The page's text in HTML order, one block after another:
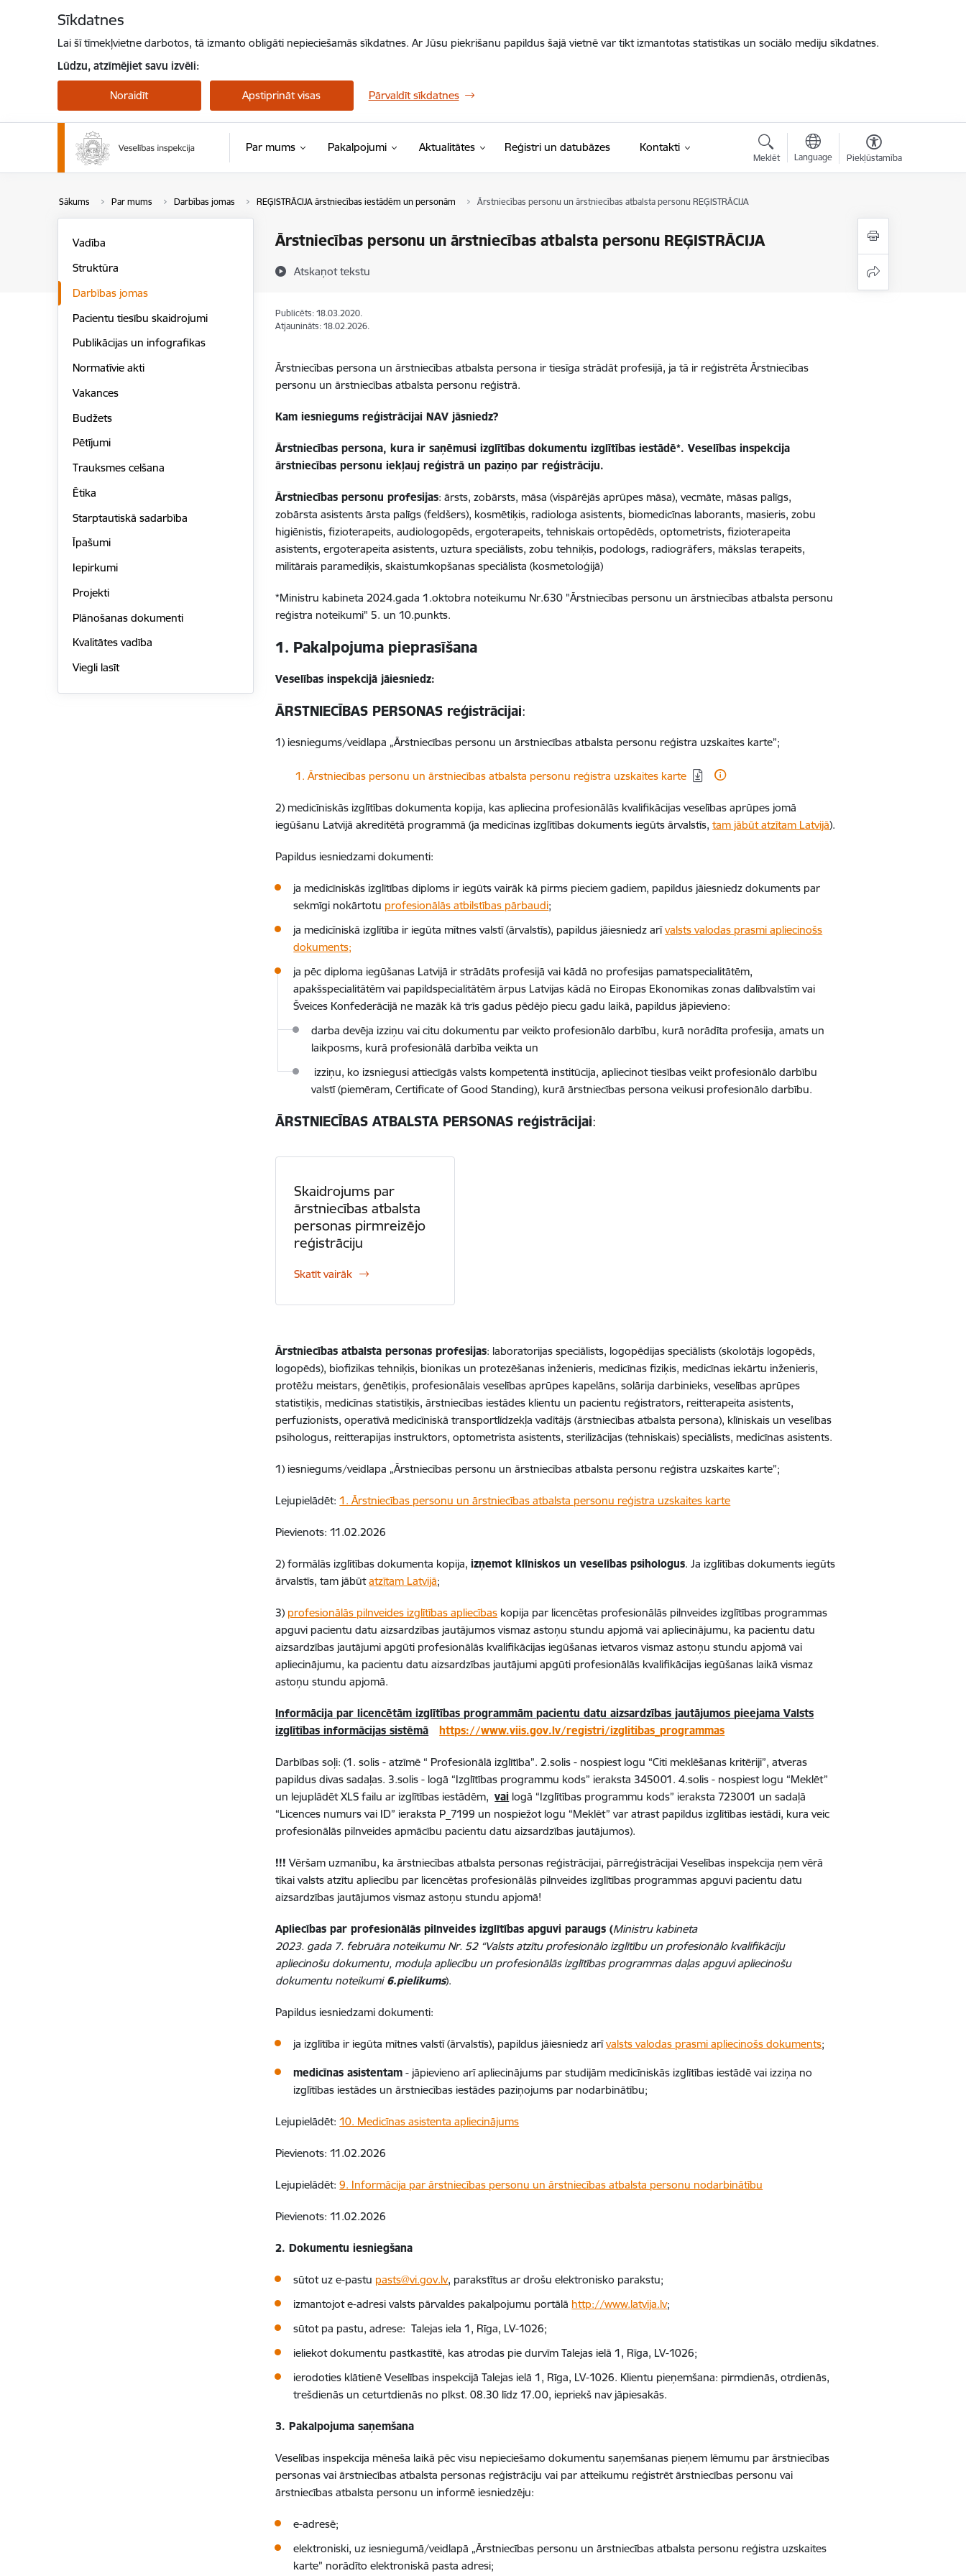
Sīkdatnes
Lai šī tīmekļvietne darbotos, tā izmanto obligāti nepieciešamās sīkdatnes. Ar Jūsu piekrišanu papildus šajā vietnē var tikt izmantotas statistikas un sociālo mediju sīkdatnes.
Lūdzu, atzīmējiet savu izvēli:
Noraidīt Apstiprināt visas Pārvaldīt sīkdatnes
Par mums Pakalpojumi Aktualitātes Reģistri un datubāzes Kontakti
Meklēt Language Piekļūstamība
Sākums Par mums Darbības jomas REĢISTRĀCIJA ārstniecības iestādēm un personām Ārstniecības personu un ārstniecības atbalsta personu REĢISTRĀCIJA
Ārstniecības personu un ārstniecības atbalsta personu REĢISTRĀCIJA
Atskaņot tekstu
Vadība
Struktūra
Darbības jomas
Pacientu tiesību skaidrojumi
Publikācijas un infografikas
Normatīvie akti
Vakances
Budžets
Pētījumi
Trauksmes celšana
Ētika
Starptautiskā sadarbība
Īpašumi
Iepirkumi
Projekti
Plānošanas dokumenti
Kvalitātes vadība
Viegli lasīt
Publicēts: 18.03.2020.
Atjaunināts: 18.02.2026.
Ārstniecības persona un ārstniecības atbalsta persona ir tiesīga strādāt profesijā, ja tā ir reģistrēta Ārstniecības
personu un ārstniecības atbalsta personu reģistrā.
Kam iesniegums reģistrācijai NAV jāsniedz?
Ārstniecības persona, kura ir saņēmusi izglītības dokumentu izglītības iestādē*. Veselības inspekcija
ārstniecības personu iekļauj reģistrā un paziņo par reģistrāciju.
Ārstniecības personu profesijas: ārsts, zobārsts, māsa (vispārējās aprūpes māsa), vecmāte, māsas palīgs,
zobārsta asistents ārsta palīgs (feldšers), kosmētiķis, radiologa asistents, biomedicīnas laborants, masieris, zobu
higiēnistis, fizioterapeits, audiologopēds, ergoterapeits, tehniskais ortopēdēds, optometrists, fizioterapeita
asistents, ergoterapeita asistents, uztura speciālists, zobu tehniķis, podologs, radiogrāfers, mākslas terapeits,
militārais paramediķis, skaistumkopšanas speciālista (kosmetoloģijā)
*Ministru kabineta 2024.gada 1.oktobra noteikumu Nr.630 "Ārstniecības personu un ārstniecības atbalsta personu
reģistra noteikumi" 5. un 10.punkts.
1. Pakalpojuma pieprasīšana
Veselības inspekcijā jāiesniedz:
ĀRSTNIECĪBAS PERSONAS reģistrācijai:
1) iesniegums/veidlapa „Ārstniecības personu un ārstniecības atbalsta personu reģistra uzskaites karte”;
Lejupielādēt:
1. Ārstniecības personu un ārstniecības atbalsta personu reģistra uzskaites karte
2) medicīniskās izglītības dokumenta kopija, kas apliecina profesionālās kvalifikācijas veselības aprūpes jomā
iegūšanu Latvijā akreditētā programmā (ja medicīnas izglītības dokuments iegūts ārvalstīs,tam jābūt atzītam Latvijā).
Papildus iesniedzami dokumenti:
ja medicīniskās izglītības diploms ir iegūts vairāk kā pirms pieciem gadiem, papildus jāiesniedz dokuments par
sekmīgi nokārtotu profesionālās atbilstības pārbaudi;
ja medicīniskā izglītība ir iegūta mītnes valstī (ārvalstīs), papildus jāiesniedz arīvalsts valodas prasmi apliecinošs
dokuments;
ja pēc diploma iegūšanas Latvijā ir strādāts profesijā vai kādā no profesijas pamatspecialitātēm,
apakšspecialitātēm vai papildspecialitātēm ārpus Latvijas kādā no Eiropas Ekonomikas zonas dalībvalstīm vai
Šveices Konfederācijā ne mazāk kā trīs gadus pēdējo piecu gadu laikā, papildus jāpievieno:
darba devēja izziņu vai citu dokumentu par veikto profesionālo darbību, kurā norādīta profesija, amats un
laikposms, kurā profesionālā darbība veikta un
izziņu, ko izsniegusi attiecīgās valsts kompetentā institūcija, apliecinot tiesības veikt profesionālo darbību
valstī (piemēram, Certificate of Good Standing), kurā ārstniecības persona veikusi profesionālo darbību.
ĀRSTNIECĪBAS ATBALSTA PERSONAS reģistrācijai:
Skaidrojums par
ārstniecības atbalsta
personas pirmreizējo
reģistrāciju
Skatīt vairāk
Ārstniecības atbalsta personas profesijas: laboratorijas speciālists, logopēdijas speciālists (skolotājs logopēds,
logopēds), biofizikas tehniķis, bionikas un protezēšanas inženieris, medicīnas fiziķis, medicīnas iekārtu inženieris,
protēžu meistars, ģenētiķis, profesionālais veselības aprūpes kapelāns, solārija darbinieks, veselības aprūpes
statistiķis, medicīnas statistiķis, ārstniecības iestādes klientu un pacientu reģistrators, reitterapeita asistents,
perfuzionists, operatīvā medicīniskā transportlīdzekļa vadītājs (ārstniecības atbalsta persona), klīniskais un veselības
psihologus, reitterapijas instruktors, optometrista asistents, sterilizācijas (tehniskais) speciālists, medicīnas asistents.
1) iesniegums/veidlapa „Ārstniecības personu un ārstniecības atbalsta personu reģistra uzskaites karte”;
Lejupielādēt:1. Ārstniecības personu un ārstniecības atbalsta personu reģistra uzskaites karte
Pievienots: 11.02.2026
2) formālās izglītības dokumenta kopija,izņemot klīniskos un veselības psihologus. Ja izglītības dokuments iegūts
ārvalstīs, tam jābūtatzītam Latvijā;
3) profesionālās pilnveides izglītības apliecības kopija par licencētas profesionālās pilnveides izglītības programmas
apguvi pacientu datu aizsardzības jautājumos vismaz astoņu stundu apjomā vai apliecinājumu, ka pacientu datu
aizsardzības jautājumi apgūti profesionālās kvalifikācijas iegūšanas ietvaros vismaz astoņu stundu apjomā vai
apliecinājumu, ka pacientu datu aizsardzības jautājumi apgūti profesionālās kvalifikācijas iegūšanas laikā vismaz
astoņu stundu apjomā.
Informācija par licencētām izglītības programmām pacientu datu aizsardzības jautājumos pieejama Valsts
izglītības informācijas sistēmā
https://www.viis.gov.lv/registri/izglitibas_programmas
Darbības soļi: (1. solis - atzīmē “ Profesionālā izglītība”. 2.solis - nospiest logu “Citi meklēšanas kritēriji”, atveras
papildus divas sadaļas. 3.solis - logā “Izglītības programmu kods” ieraksta 345001. 4.solis - nospiest logu “Meklēt”
un lejuplādēt XLS failu ar izglītības iestādēm,vai logā “Izglītības programmu kods” ieraksta 723001 un sadaļā
“Licences numurs vai ID” ieraksta P_7199 un nospiežot logu “Meklēt” var atrast papildus izglītības iestādi, kura veic
profesionālās pilnveides apmācību pacientu datu aizsardzības jautājumos).
!!! Vēršam uzmanību, ka ārstniecības atbalsta personas reģistrācijai, pārreģistrācijai Veselības inspekcija ņem vērā
tikai valsts atzītu apliecību par licencētas profesionālās pilnveides izglītības programmas apguvi pacientu datu
aizsardzības jautājumos vismaz astoņu stundu apjomā!
Apliecības par profesionālās pilnveides izglītības apguvi paraugs (Ministru kabineta
2023. gada 7. februāra noteikumu Nr. 52 “Valsts atzītu profesionālo izglītību un profesionālo kvalifikāciju
apliecinošu dokumentu, moduļa apliecību un profesionālās izglītības programmas daļas apguvi apliecinošu
dokumentu noteikumi6.pielikums).
Papildus iesniedzami dokumenti:
ja izglītība ir iegūta mītnes valstī (ārvalstīs), papildus jāiesniedz arīvalsts valodas prasmi apliecinošs dokuments;
medicīnas asistentam - jāpievieno arī apliecinājums par studijām medicīniskās izglītības iestādē vai izziņa no
izglītības iestādes un ārstniecības iestādes paziņojums par nodarbinātību;
Lejupielādēt:10. Medicīnas asistenta apliecinājums
Pievienots: 11.02.2026
Lejupielādēt:9. Informācija par ārstniecības personu un ārstniecības atbalsta personu nodarbinātību
Pievienots: 11.02.2026
2. Dokumentu iesniegšana
sūtot uz e-pastu pasts@vi.gov.lv, parakstītus ar drošu elektronisko parakstu;
izmantojot e-adresi valsts pārvaldes pakalpojumu portālā http://www.latvija.lv;
sūtot pa pastu, adrese: Talejas iela 1, Rīga, LV-1026;
ieliekot dokumentu pastkastītē, kas atrodas pie durvīm Talejas ielā 1, Rīga, LV-1026;
ierodoties klātienē Veselības inspekcijā Talejas ielā 1, Rīga, LV-1026. Klientu pieņemšana: pirmdienās, otrdienās,
trešdienās un ceturtdienās no plkst. 08.30 līdz 17.00, iepriekš nav jāpiesakās.
3. Pakalpojuma saņemšana
Veselības inspekcija mēneša laikā pēc visu nepieciešamo dokumentu saņemšanas pieņem lēmumu par ārstniecības
personas vai ārstniecības atbalsta personas reģistrāciju vai par atteikumu reģistrēt ārstniecības personu vai
ārstniecības atbalsta personu un informē iesniedzēju:
e-adresē;
elektroniski, uz iesniegumā/veidlapā „Ārstniecības personu un ārstniecības atbalsta personu reģistra uzskaites
karte” norādīto elektroniskā pasta adresi;